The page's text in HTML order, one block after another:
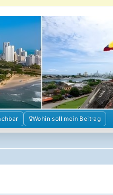
Wohin soll mein Beitrag